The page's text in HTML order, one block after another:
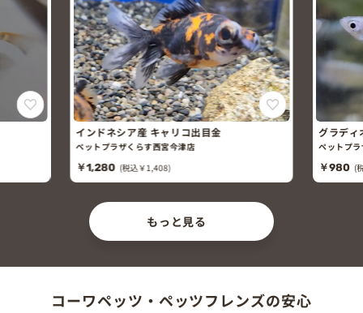
インドネシア産 キャリコ出目金
ペットプラザくらす西宮今津店
￥1,280 (税込￥1,408)
グラディ
ペットプ
￥980 (
もっと見る
コーワペッツ・ペッツフレンズの安心